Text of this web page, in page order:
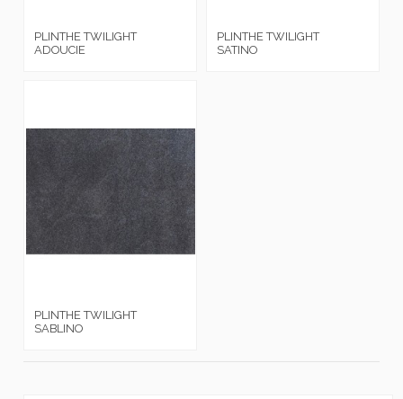
PLINTHE TWILIGHT
ADOUCIE
PLINTHE TWILIGHT
SATINO
PLINTHE TWILIGHT
SABLINO